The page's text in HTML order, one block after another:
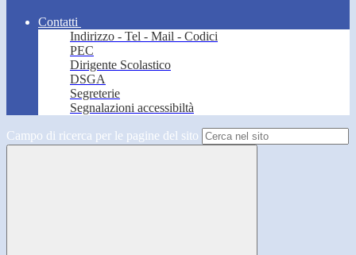
Contatti
Indirizzo - Tel - Mail - Codici
PEC
Dirigente Scolastico
DSGA
Segreterie
Segnalazioni accessibiltà
Campo di ricerca per le pagine del sito